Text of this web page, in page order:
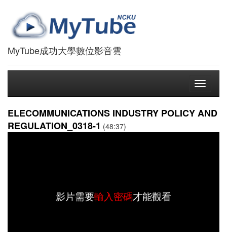
MyTube成功大學數位影音雲
Toggle
ELECOMMUNICATIONS INDUSTRY POLICY AND
REGULATION_0318-1 (48:37)
影片需要輸入密碼才能觀看